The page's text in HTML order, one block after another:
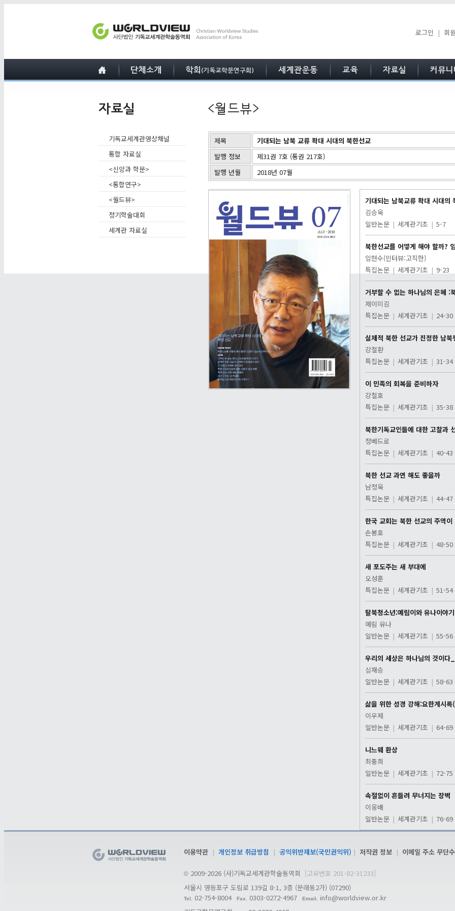
로그인 | 회
기독교세계관영상채널
통합 자료실
<신앙과 학문>
<통합연구>
<월드뷰>
정기학술대회
세계관 자료실
제목
기대되는 남북 교류 확대 시대의 북한선교
발행 정보
제31권 7호 (통권 217호)
발행 년월
2018년 07월
기대되는 남북교류 확대 시대의
김승욱
일반논문 | 세계관기초 | 5-7
북한선교를 어떻게 해야 할까?
임현수(인터뷰:고직한)
특집논문 | 세계관기초 | 9-23
거부할 수 없는 하나님의 은혜 :
제이미김
특집논문 | 세계관기초 | 24-30
실제적 북한 선교가 진정한 남북
강철환
특집논문 | 세계관기초 | 31-34
이 민족의 회복을 준비하자
강철호
특집논문 | 세계관기초 | 35-38
북한기독교인들에 대한 고찰과
정베드로
특집논문 | 세계관기초 | 40-43
북한 선교 과연 해도 좋을까
남정욱
특집논문 | 세계관기초 | 44-47
한국 교회는 북한 선교의 주역
손봉호
특집논문 | 세계관기초 | 48-50
새 포도주는 새 부대에
오성훈
특집논문 | 세계관기초 | 51-54
탈북청소년:예림이와 유나이야기
예림 유나
일반논문 | 세계관기초 | 55-56
우리의 세상은 하나님의 것이다
심재승
일반논문 | 세계관기초 | 58-63
삶을 위한 성경 강해:요한계시
이우제
일반논문 | 세계관기초 | 64-69
니느웨 환상
최충희
일반논문 | 세계관기초 | 72-75
속절없이 흔들려 무너지는 장벽
이웅배
일반논문 | 세계관기초 | 76-69
이용약관 | 개인정보 취급방침 | 공익위반제보(국민권익위) | 저작권 정보 | 이메일 주소 무단
© 2009-2026 (사)기독교세계관학술동역회 [고유번호 201-82-31233]
서울시 영등포구 도림로 139길 8-1, 3층 (문래동2가) (07290)
Tel. 02-754-8004 Fax. 0303-0272-4967 Email.
info@worldview.or.kr